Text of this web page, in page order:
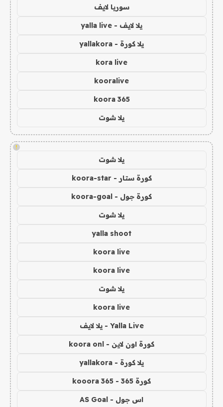
سوريا لايف
يلا لايف - yalla live
يلا كورة - yallakora
kora live
kooralive
koora 365
يلا شوت
!
يلا شوت
كورة ستار - koora-star
كورة جول - koora-goal
يلا شوت
yalla shoot
koora live
koora live
يلا شوت
koora live
Yalla Live - يلا لايف
كورة اون لاين - koora onl
يلا كورة - yallakora
كورة 365 - kooora 365
اس جول - AS Goal